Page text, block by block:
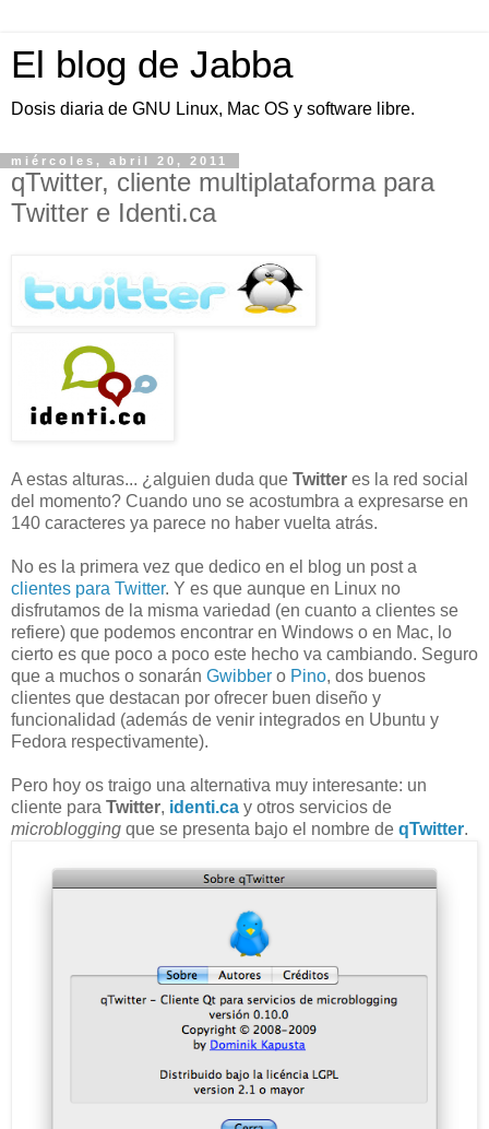
El blog de Jabba
Dosis diaria de GNU Linux, Mac OS y software libre.
miércoles, abril 20, 2011
qTwitter, cliente multiplataforma para
Twitter e Identi.ca
A estas alturas... ¿alguien duda que Twitter es la red social
del momento? Cuando uno se acostumbra a expresarse en
140 caracteres ya parece no haber vuelta atrás.
No es la primera vez que dedico en el blog un post a
clientes para Twitter. Y es que aunque en Linux no
disfrutamos de la misma variedad (en cuanto a clientes se
refiere) que podemos encontrar en Windows o en Mac, lo
cierto es que poco a poco este hecho va cambiando. Seguro
que a muchos o sonarán Gwibber o Pino, dos buenos
clientes que destacan por ofrecer buen diseño y
funcionalidad (además de venir integrados en Ubuntu y
Fedora respectivamente).
Pero hoy os traigo una alternativa muy interesante: un
cliente para Twitter, identi.ca y otros servicios de
microblogging que se presenta bajo el nombre de qTwitter.